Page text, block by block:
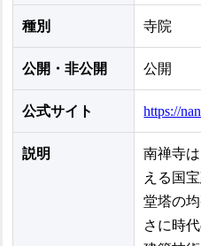
種別 寺院
公開・非公開 公開
公式サイト https://
説明
南禅寺
える国
堂塔の
さに時